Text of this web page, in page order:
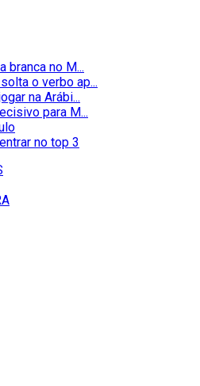
branca no M...
o verbo ap...
na Arábi...
para M...
no top 3